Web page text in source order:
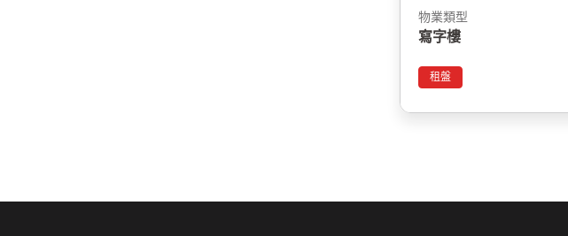
物業類型
寫字樓
租盤